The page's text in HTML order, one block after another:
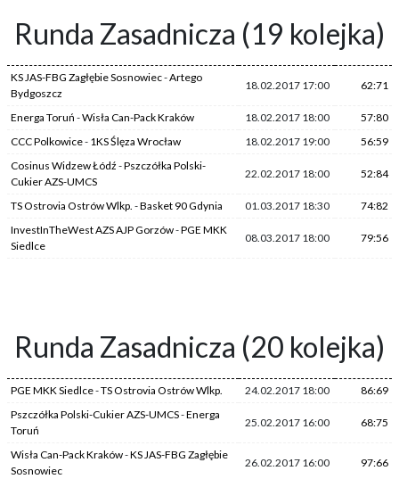
Runda Zasadnicza (19 kolejka)
KS JAS-FBG Zagłębie Sosnowiec-Artego
Bydgoszcz
18.02.2017 17:00 62:71
Energa Toruń -Wisła Can-Pack Kraków 18.02.2017 18:00
57:80
CCC Polkowice- 1KS Ślęza Wrocław 18.02.2017 19:00
56:59
Cosinus Widzew Łódź -Pszczółka Polski-
Cukier AZS-UMCS
22.02.2017 18:00 52:84
TS Ostrovia Ostrów Wlkp. -Basket 90 Gdynia 01.03.2017 18:30
74:82
InvestInTheWest AZS AJP Gorzów-PGE MKK
Siedlce
08.03.2017 18:00 79:56
Runda Zasadnicza (20 kolejka)
PGE MKK Siedlce-TS Ostrovia Ostrów Wlkp. 24.02.2017 18:00
86:69
Pszczółka Polski-Cukier AZS-UMCS-Energa
Toruń
25.02.2017 16:00 68:75
Wisła Can-Pack Kraków-KS JAS-FBG Zagłębie
Sosnowiec
26.02.2017 16:00 97:66